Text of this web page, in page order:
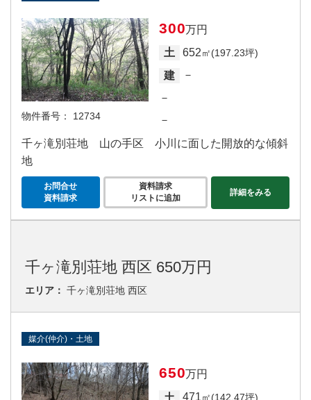
物件番号： 12734
300万円
土
652㎡(197.23坪)
建
－
－
－
千ヶ滝別荘地 山の手区 小川に面した開放的な傾斜
地
お問合せ
資料請求
資料請求
リストに追加
詳細をみる
千ヶ滝別荘地 西区 650万円
エリア： 千ヶ滝別荘地 西区
媒介(仲介)・土地
650万円
土
471㎡(142.47坪)